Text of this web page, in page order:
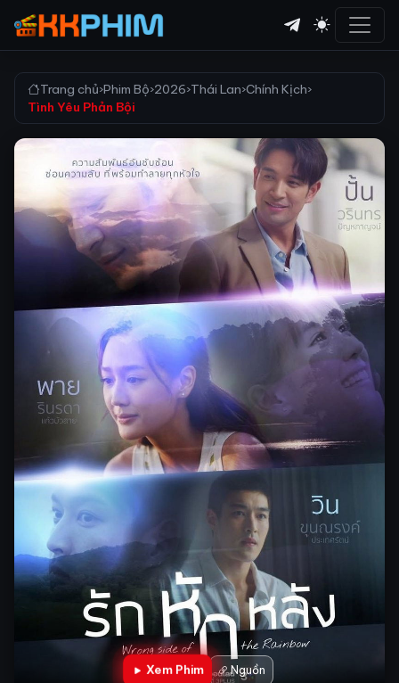
Trang chủ›Phim Bộ›2026›Thái Lan›Chính Kịch›
Tình Yêu Phản Bội
Xem Phim Nguồn